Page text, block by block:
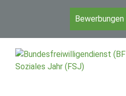
Bewerbungen
Inhalt
springen